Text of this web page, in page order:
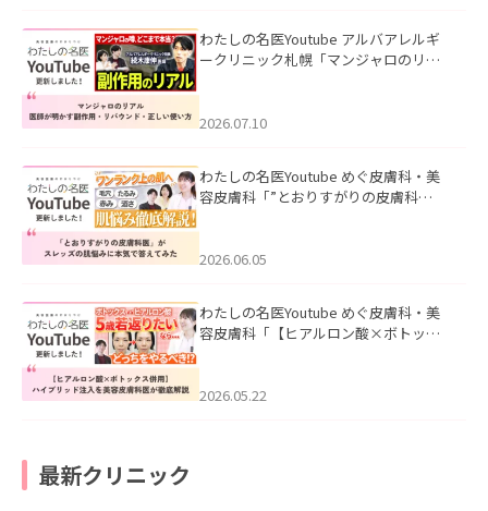
わたしの名医Youtube アルバアレルギ
ークリニック札幌「マンジャロのリア
た。
2026.07.10
わたしの名医Youtube めぐ皮膚科・美
容皮膚科「”とおりすがりの皮膚科
2026.06.05
わたしの名医Youtube めぐ皮膚科・美
容皮膚科「【ヒアルロン酸×ボトック
た。
2026.05.22
最新クリニック